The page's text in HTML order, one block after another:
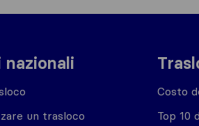
nazionali
un trasloco
Costo
Top 10